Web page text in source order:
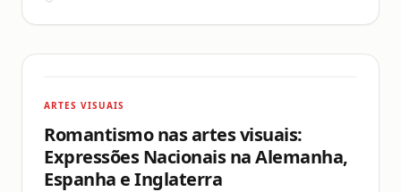
ARTES VISUAIS
Romantismo nas artes visuais:
Expressões Nacionais na Alemanha,
Espanha e Inglaterra